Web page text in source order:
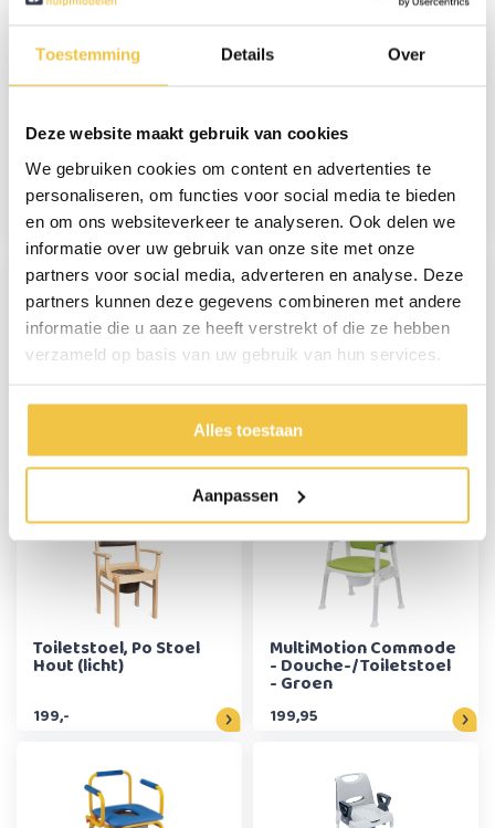
Toestemming Details Over
Deze website maakt gebruik van cookies
We gebruiken cookies om content en advertenties te
personaliseren, om functies voor social media te bieden
en om ons websiteverkeer te analyseren. Ook delen we
informatie over uw gebruik van onze site met onze
partners voor social media, adverteren en analyse. Deze
partners kunnen deze gegevens combineren met andere
informatie die u aan ze heeft verstrekt of die ze hebben
verzameld op basis van uw gebruik van hun services.
Alles toestaan
Aanpassen
Inklapbare toiletstoel
met wielen
104,95
Toiletstoel XL
229,-
Toiletstoel, Postoel 3-
69,95
MultiMotion Commode
- Douche-/Toiletstoel
- Grijs
199,95
Toiletstoel, Po Stoel
Hout (licht)
199,-
MultiMotion Commode
- Douche-/Toiletstoel
- Groen
199,95